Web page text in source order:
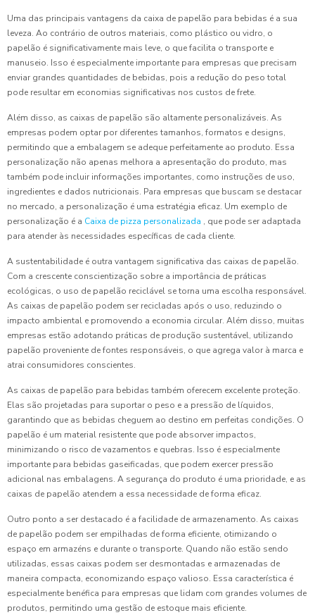
Uma das principais vantagens da caixa de papelão para bebidas é a sua
leveza. Ao contrário de outros materiais, como plástico ou vidro, o
papelão é significativamente mais leve, o que facilita o transporte e
manuseio. Isso é especialmente importante para empresas que precisam
enviar grandes quantidades de bebidas, pois a redução do peso total
pode resultar em economias significativas nos custos de frete.
Além disso, as caixas de papelão são altamente personalizáveis. As
empresas podem optar por diferentes tamanhos, formatos e designs,
permitindo que a embalagem se adeque perfeitamente ao produto. Essa
personalização não apenas melhora a apresentação do produto, mas
também pode incluir informações importantes, como instruções de uso,
ingredientes e dados nutricionais. Para empresas que buscam se destacar
no mercado, a personalização é uma estratégia eficaz. Um exemplo de
personalização é a Caixa de pizza personalizada , que pode ser adaptada
para atender às necessidades específicas de cada cliente.
A sustentabilidade é outra vantagem significativa das caixas de papelão.
Com a crescente conscientização sobre a importância de práticas
ecológicas, o uso de papelão reciclável se torna uma escolha responsável.
As caixas de papelão podem ser recicladas após o uso, reduzindo o
impacto ambiental e promovendo a economia circular. Além disso, muitas
empresas estão adotando práticas de produção sustentável, utilizando
papelão proveniente de fontes responsáveis, o que agrega valor à marca e
atrai consumidores conscientes.
As caixas de papelão para bebidas também oferecem excelente proteção.
Elas são projetadas para suportar o peso e a pressão de líquidos,
garantindo que as bebidas cheguem ao destino em perfeitas condições. O
papelão é um material resistente que pode absorver impactos,
minimizando o risco de vazamentos e quebras. Isso é especialmente
importante para bebidas gaseificadas, que podem exercer pressão
adicional nas embalagens. A segurança do produto é uma prioridade, e as
caixas de papelão atendem a essa necessidade de forma eficaz.
Outro ponto a ser destacado é a facilidade de armazenamento. As caixas
de papelão podem ser empilhadas de forma eficiente, otimizando o
espaço em armazéns e durante o transporte. Quando não estão sendo
utilizadas, essas caixas podem ser desmontadas e armazenadas de
maneira compacta, economizando espaço valioso. Essa característica é
especialmente benéfica para empresas que lidam com grandes volumes de
produtos, permitindo uma gestão de estoque mais eficiente.